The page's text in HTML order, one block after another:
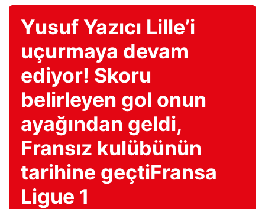
Yusuf Yazıcı Lille’i
uçurmaya devam
ediyor! Skoru
belirleyen gol onun
ayağından geldi,
Fransız kulübünün
tarihine geçtiFransa
Ligue 1